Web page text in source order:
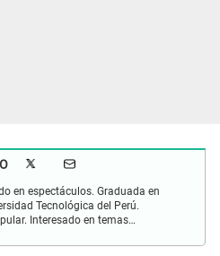
en espectáculos. Graduada en
Tecnológica del Perú.
Interesado en temas